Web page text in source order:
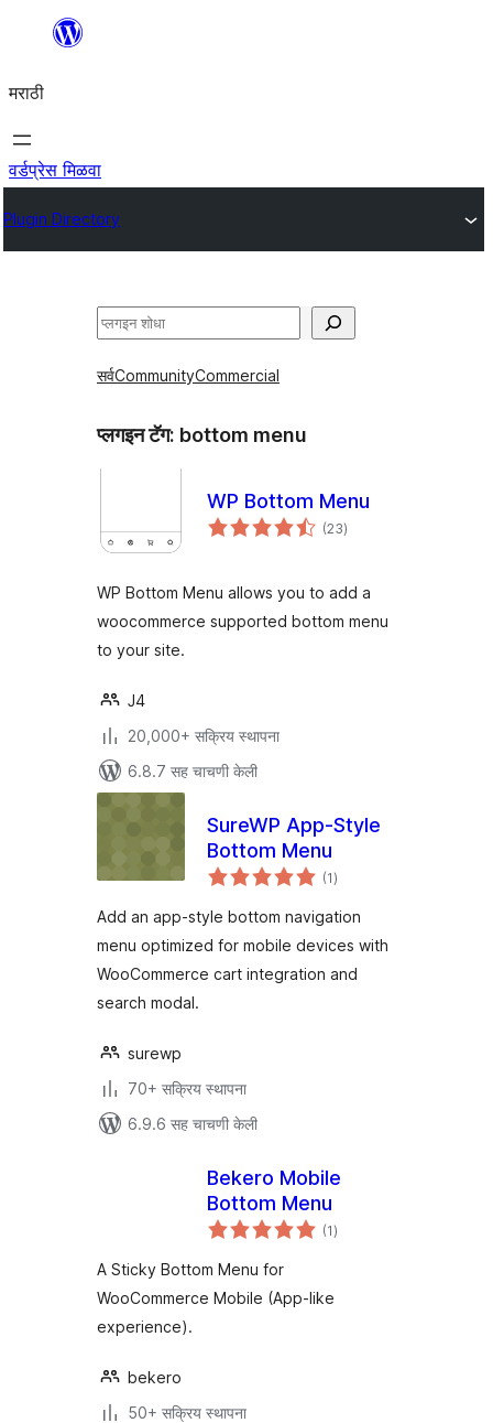
सामुग्रीवर
मराठी
वर्डप्रेस मिळवा
Plugin Directory
शोधा
सर्वCommunityCommercial
प्लगइन टॅग: bottom menu
WP Bottom Menu
(23एकूण
मूल्यांकन
)
WP Bottom Menu allows you to add a
woocommerce supported bottom menu
to your site.
J4
20,000+ सक्रिय स्थापना
6.8.7 सह चाचणी केली
SureWP App-Style
Bottom Menu
(1एकूण
मूल्यांकन
)
Add an app-style bottom navigation
menu optimized for mobile devices with
WooCommerce cart integration and
search modal.
surewp
70+ सक्रिय स्थापना
6.9.6 सह चाचणी केली
Bekero Mobile
Bottom Menu
(1एकूण
मूल्यांकन
)
A Sticky Bottom Menu for
WooCommerce Mobile (App-like
experience).
bekero
50+ सक्रिय स्थापना